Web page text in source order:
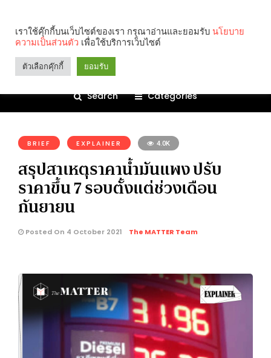
Search Categories
BRIEF EXPLAINER 4.0K
สรุปสาเหตุราคาน้ำมันแพง ปรับ
ราคาขึ้น 7 รอบตั้งแต่ช่วงเดือน
กันยายน
Posted On 4 October 2021 The MATTER Team
เราใช้คุ๊กกี้บนเว็บไซต์ของเรา กรุณาอ่านและยอมรับ นโยบาย
ความเป็นส่วนตัว เพื่อใช้บริการเว็บไซต์
ตัวเลือกคุ๊กกี้ ยอมรับ